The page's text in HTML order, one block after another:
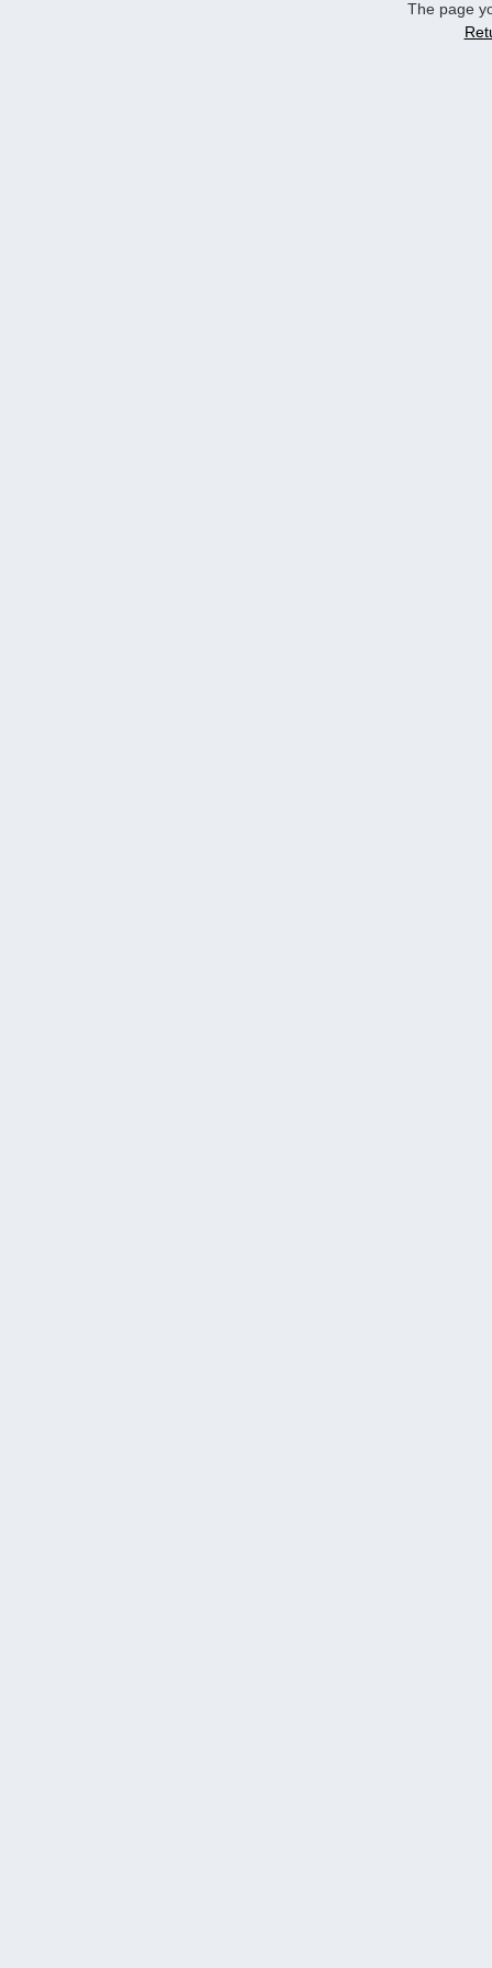
The page